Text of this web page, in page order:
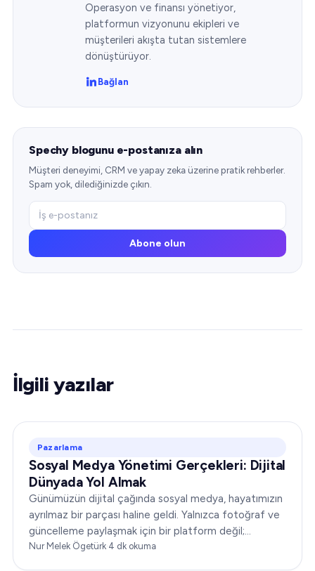
Operasyon ve finansı yönetiyor,
platformun vizyonunu ekipleri ve
müşterileri akışta tutan sistemlere
dönüştürüyor.
Bağlan
Spechy blogunu e-postanıza alın
Müşteri deneyimi, CRM ve yapay zeka üzerine pratik rehberler.
Spam yok, dilediğinizde çıkın.
Abone olun
İlgili yazılar
Pazarlama
Sosyal Medya Yönetimi Gerçekleri: Dijital
Dünyada Yol Almak
Günümüzün dijital çağında sosyal medya, hayatımızın
ayrılmaz bir parçası haline geldi. Yalnızca fotoğraf ve
güncelleme paylaşmak için bir platform değil;
işletmelerin kitleleriyle bağ kurması için güçlü bir
Nur Melek Ögetürk·4 dk okuma